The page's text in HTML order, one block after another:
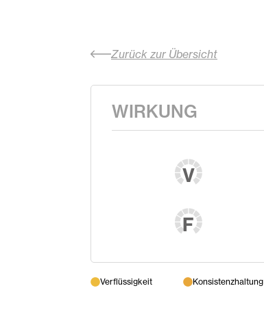
Zurück zur Übersicht
WIRKUNG
V
F
Verflüssigkeit Konsistenzhaltung